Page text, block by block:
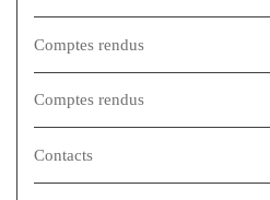
Comptes rendus
Comptes rendus
Contacts